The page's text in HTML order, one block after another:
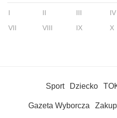
I II III IV
VII
VIII IX X
Sport Dziecko
Gazeta Wyborcza